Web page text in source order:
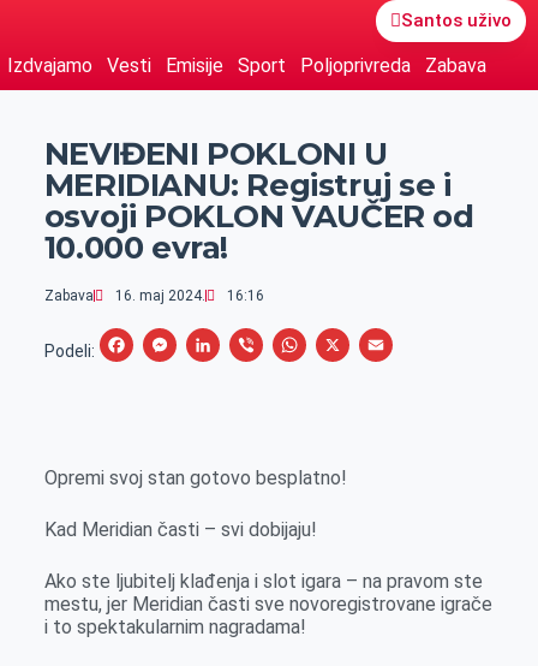
Santos uživo
Izdvajamo Vesti Emisije Sport Poljoprivreda Zabava
NEVIĐENI POKLONI U
MERIDIANU: Registruj se i
osvoji POKLON VAUČER od
10.000 evra!
Zabava 16. maj 2024. 16:16
Podeli:
F
b
k
M
e
e
r
L
e
n
V
r
W
s
p
X
E
Opremi svoj stan gotovo besplatno!
Kad Meridian časti – svi dobijaju!
Ako ste ljubitelj klađenja i slot igara – na pravom ste
mestu, jer Meridian časti sve novoregistrovane igrače
i to spektakularnim nagradama!